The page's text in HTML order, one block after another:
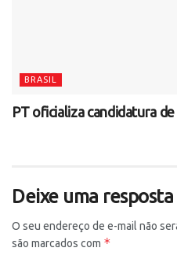
BRASIL
PT oficializa candidatura
Deixe uma resposta
O seu endereço de e-mail não
são marcados com *